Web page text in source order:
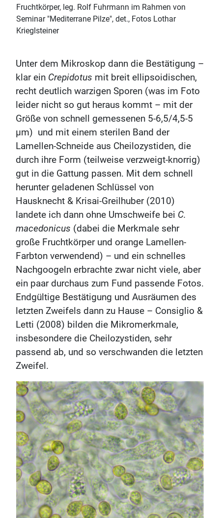
Fruchtkörper, leg. Rolf Fuhrmann im Rahmen von
Seminar "Mediterrane Pilze", det., Fotos Lothar
Krieglsteiner
Unter dem Mikroskop dann die Bestätigung –
klar ein Crepidotus mit breit ellipsoidischen,
recht deutlich warzigen Sporen (was im Foto
leider nicht so gut heraus kommt – mit der
Größe von schnell gemessenen 5-6,5/4,5-5
µm) und mit einem sterilen Band der
Lamellen-Schneide aus Cheilozystiden, die
durch ihre Form (teilweise verzweigt-knorrig)
gut in die Gattung passen. Mit dem schnell
herunter geladenen Schlüssel von
Hausknecht & Krisai-Greilhuber (2010)
landete ich dann ohne Umschweife bei C.
macedonicus (dabei die Merkmale sehr
große Fruchtkörper und orange Lamellen-
Farbton verwendend) – und ein schnelles
Nachgoogeln erbrachte zwar nicht viele, aber
ein paar durchaus zum Fund passende Fotos.
Endgültige Bestätigung und Ausräumen des
letzten Zweifels dann zu Hause – Consiglio &
Letti (2008) bilden die Mikromerkmale,
insbesondere die Cheilozystiden, sehr
passend ab, und so verschwanden die letzten
Zweifel.